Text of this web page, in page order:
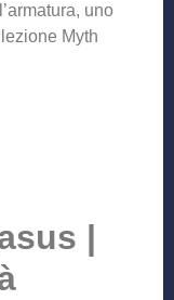
uno
Myth
|